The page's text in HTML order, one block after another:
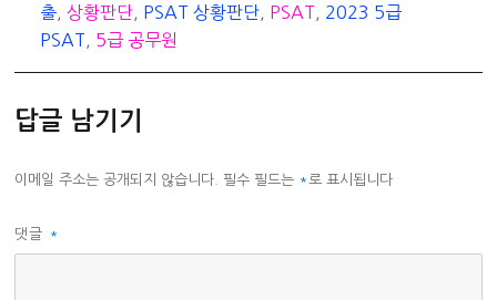
고
리
출 ,상황판단 PSAT 상황판단 PSAT
2023 5급
PSAT
5급 공무원
답글 남기기
이메일 주소는 공개되지 않습니다. 필수 필드는 * 로 표시됩니다
댓글 *